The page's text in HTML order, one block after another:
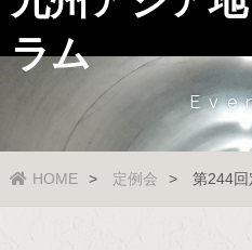
ラム
HOME 定例会 第244回